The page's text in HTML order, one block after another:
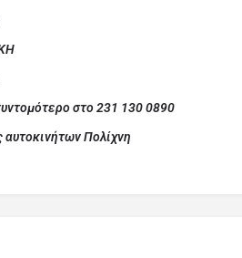
στο 231 130 0890
Πολίχνη